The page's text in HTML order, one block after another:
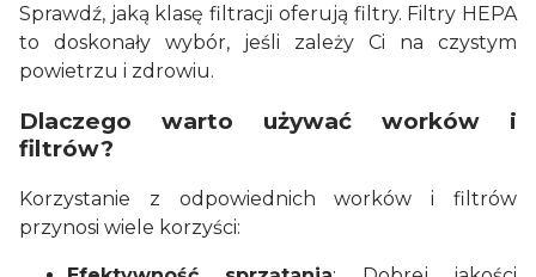
Sprawdź, jaką klasę filtracji oferują filtry. Filtry HEPA
to doskonały wybór, jeśli zależy Ci na czystym
powietrzu i zdrowiu.
Dlaczego warto używać worków i
filtrów?
Korzystanie z odpowiednich worków i filtrów
przynosi wiele korzyści: